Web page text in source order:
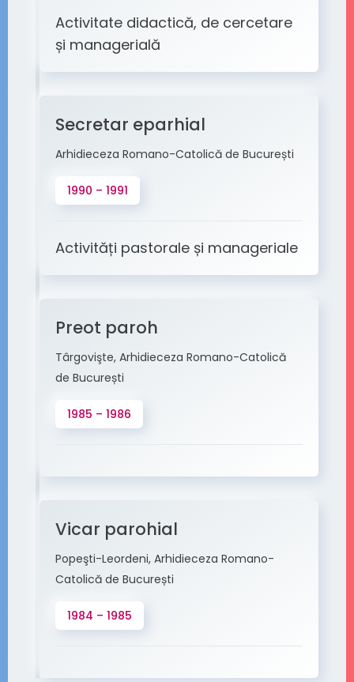
Activitate didactică, de cercetare
și managerială
Secretar eparhial
Arhidieceza Romano-Catolică de București
1990 – 1991
Activități pastorale și manageriale
Preot paroh
Târgovişte, Arhidieceza Romano-Catolică
de București
1985 – 1986
Vicar parohial
Popeşti-Leordeni, Arhidieceza Romano-
Catolică de București
1984 – 1985